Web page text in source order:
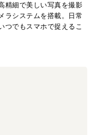
精細で美しい写真を撮影
ラシステムを搭載。
日常
つでもスマホで捉えるこ